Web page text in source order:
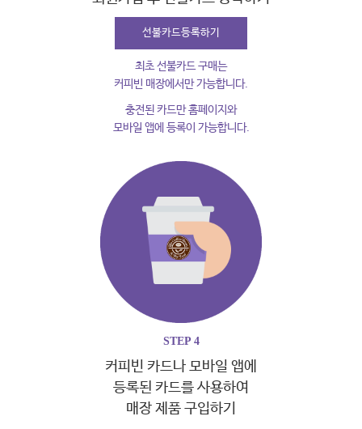
선불카드등록하기
최초 선불카드 구매는
커피빈 매장에서만 가능합니다.
충전된 카드만 홈페이지와
모바일 앱에 등록이 가능합니다.
STEP 4
커피빈 카드나 모바일 앱에
등록된 카드를 사용하여
매장 제품 구입하기